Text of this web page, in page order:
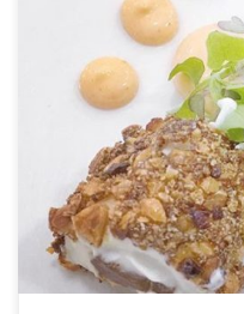
Rollo frito de pollo marinado
quicos y frutos secos,
recetas que Héctor del
de las escuelas de hostelería
edición del Concurso […]